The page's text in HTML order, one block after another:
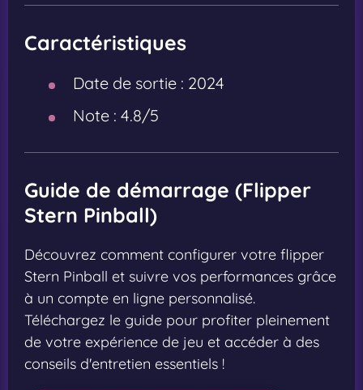
Caractéristiques
Date de sortie : 2024
Note : 4.8/5
Guide de démarrage (Flipper
Stern Pinball)
Découvrez comment configurer votre flipper
Stern Pinball et suivre vos performances grâce
à un compte en ligne personnalisé.
Téléchargez le guide pour profiter pleinement
de votre expérience de jeu et accéder à des
conseils d'entretien essentiels !